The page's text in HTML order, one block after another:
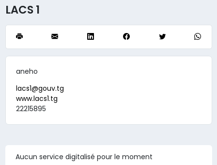
LACS 1
aneho
lacs1@gouv.tg
www.lacs1.tg
22215895
Aucun service digitalisé pour le moment